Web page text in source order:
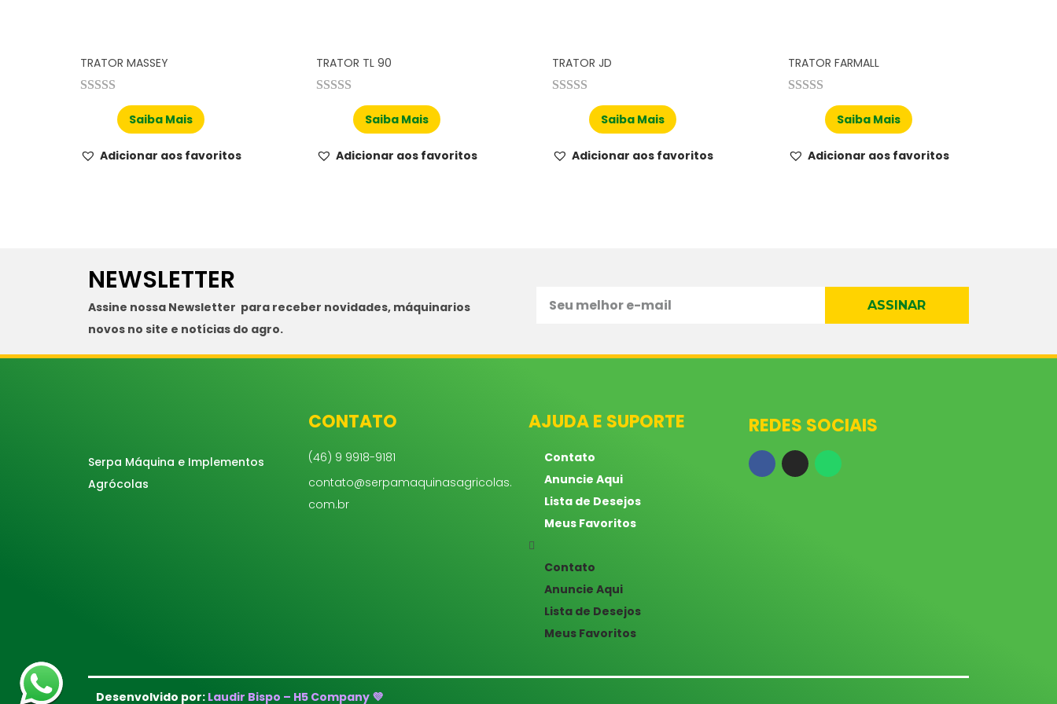
TRATOR MASSEY
Saiba Mais
Adicionar aos favoritos
TRATOR TL 90
Saiba Mais
Adicionar aos favoritos
TRATOR JD
Saiba Mais
Adicionar aos favoritos
TRATOR FARMALL
Saiba Mais
Adicionar aos favoritos
NEWSLETTER
Assine nossa Newsletter para receber novidades, máquinarios
novos no site e notícias do agro.
ASSINAR
Serpa Máquina e Implementos
Agrócolas
CONTATO
(46) 9 9918-9181
contato@serpamaquinasagricolas.
com.br
AJUDA E SUPORTE
Contato
Anuncie Aqui
Lista de Desejos
Meus Favoritos
Contato
Anuncie Aqui
Lista de Desejos
Meus Favoritos
REDES SOCIAIS
Desenvolvido por: Laudir Bispo – H5 Company 💜